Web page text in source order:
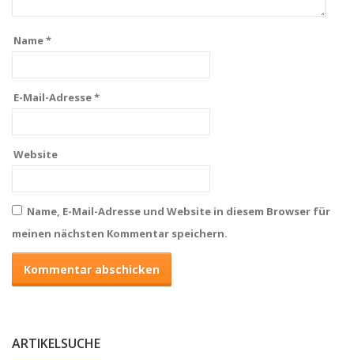
Name*
E-Mail-Adresse*
Website
Name, E-Mail-Adresse und Website in diesem Browser für
meinen nächsten Kommentar speichern.
ARTIKELSUCHE